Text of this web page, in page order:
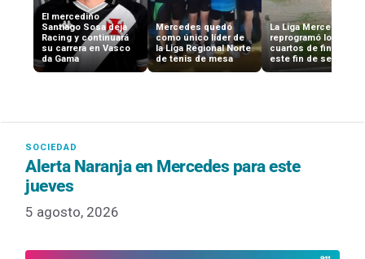
El mercedino
Santiago Sosa deja
Racing y continuará
su carrera en Vasco
da Gama
Mercedes quedó
como único líder de
la Liga Regional Norte
de tenis de mesa
La Liga Mercedina
reprogramó los
cuartos de final para
este fin de semana
Alerta Naranja en Mercedes para este
jueves
5 agosto, 2026